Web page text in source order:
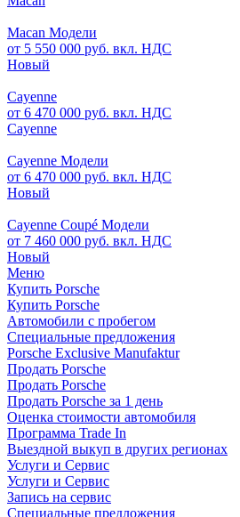
Macan Модели
от 5 550 000 руб. вкл. НДС
Новый
Cayenne
от 6 470 000 руб. вкл. НДС
Cayenne
Cayenne Модели
от 6 470 000 руб. вкл. НДС
Новый
Cayenne Coupé Модели
от 7 460 000 руб. вкл. НДС
Новый
Меню
Купить Porsche
Купить Porsche
Автомобили с пробегом
Специальные предложения
Porsche Exclusive Manufaktur
Продать Porsche
Продать Porsche
Продать Porsche за 1 день
Оценка стоимости автомобиля
Программа Trade In
Выездной выкуп в других регионах
Услуги и Сервис
Услуги и Сервис
Запись на сервис
Специальные предложения